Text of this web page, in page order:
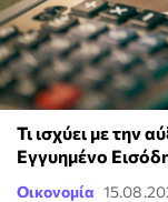
Τι ισχύει με την
Εγγυημένο
Οικονομία